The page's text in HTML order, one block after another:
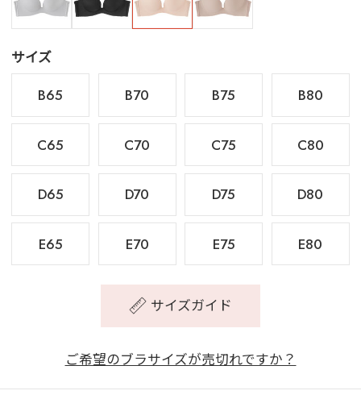
サイズ
B65
B70 B75 B80
C65 C70 C75 C80
D65 D70 D75 D80
E65 E70 E75 E80
サイズガイド
ご希望のブラサイズが売切れですか？